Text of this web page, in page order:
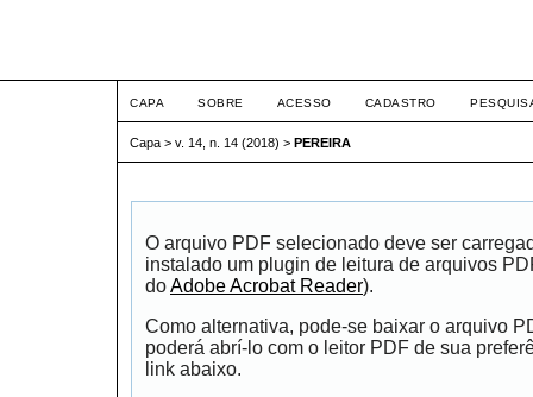
CAPA SOBRE ACESSO CADASTRO
Capa > v. 14, n. 14 (2018) > PEREIRA
O arquivo PDF selecionado deve ser
instalado um plugin de leitura de arquivos
doAdobe Acrobat Reader).
Como alternativa, pode-se baixar o arquivo
poderá abrí-lo com o leitor PDF de sua
link abaixo.